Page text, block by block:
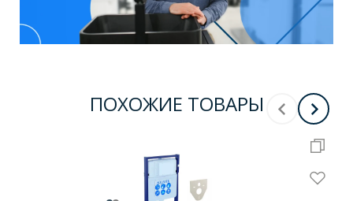
ПОХОЖИЕ ТОВАРЫ